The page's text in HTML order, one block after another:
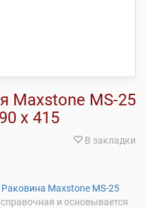
Maxstone МS-25
х 415
В закладки
Раковина Maxstone MS-25
и основывается